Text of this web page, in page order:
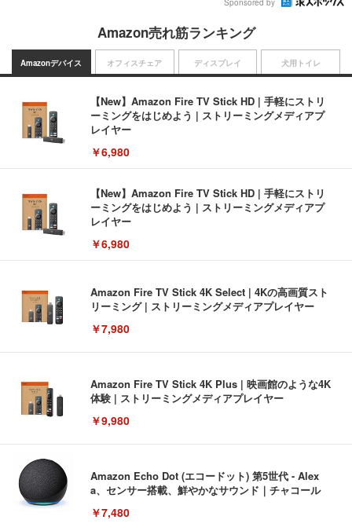
Amazon売れ筋ランキング
Amazonデバイス
【New】Amazon Fire TV Stick HD | 手軽にストリ
ーミングをはじめよう | ストリーミングメディアプ
レイヤー
￥6,980
【New】Amazon Fire TV Stick HD | 手軽にストリ
ーミングをはじめよう | ストリーミングメディアプ
レイヤー
￥6,980
Amazon Fire TV Stick 4K Select | 4Kの高画質スト
リーミング | ストリーミングメディアプレイヤー
￥7,980
Amazon Fire TV Stick 4K Plus | 映画館のような4K
体験 | ストリーミングメディアプレイヤー
￥9,980
Amazon Echo Dot (エコードット) 第5世代 - Alex
a、センサー搭載、鮮やかなサウンド｜チャコール
￥7,480
オフィスチェア ディスプレイ 犬用トイレ